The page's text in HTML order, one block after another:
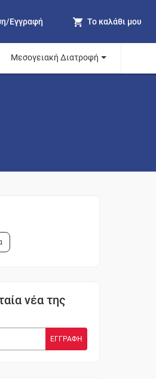
Εγγραφή Το καλάθι μου
Μεσογειακή Διατροφή
νέα της